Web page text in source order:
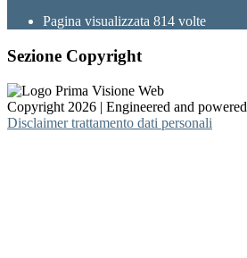
Pagina visualizzata 814 volte
Sezione Copyright
Copyright 2026 | Engineered and
Disclaimer trattamento dati personali